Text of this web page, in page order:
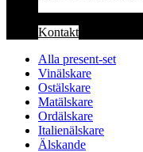
Kontakt
Alla present-set
Vinälskare
Ostälskare
Matälskare
Ordälskare
Italienälskare
Älskande